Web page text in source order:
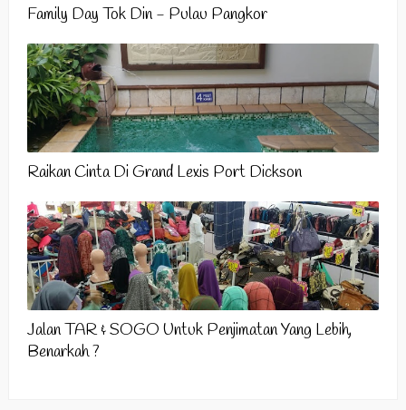
Family Day Tok Din - Pulau Pangkor
Raikan Cinta Di Grand Lexis Port Dickson
Jalan TAR & SOGO Untuk Penjimatan Yang Lebih,
Benarkah ?